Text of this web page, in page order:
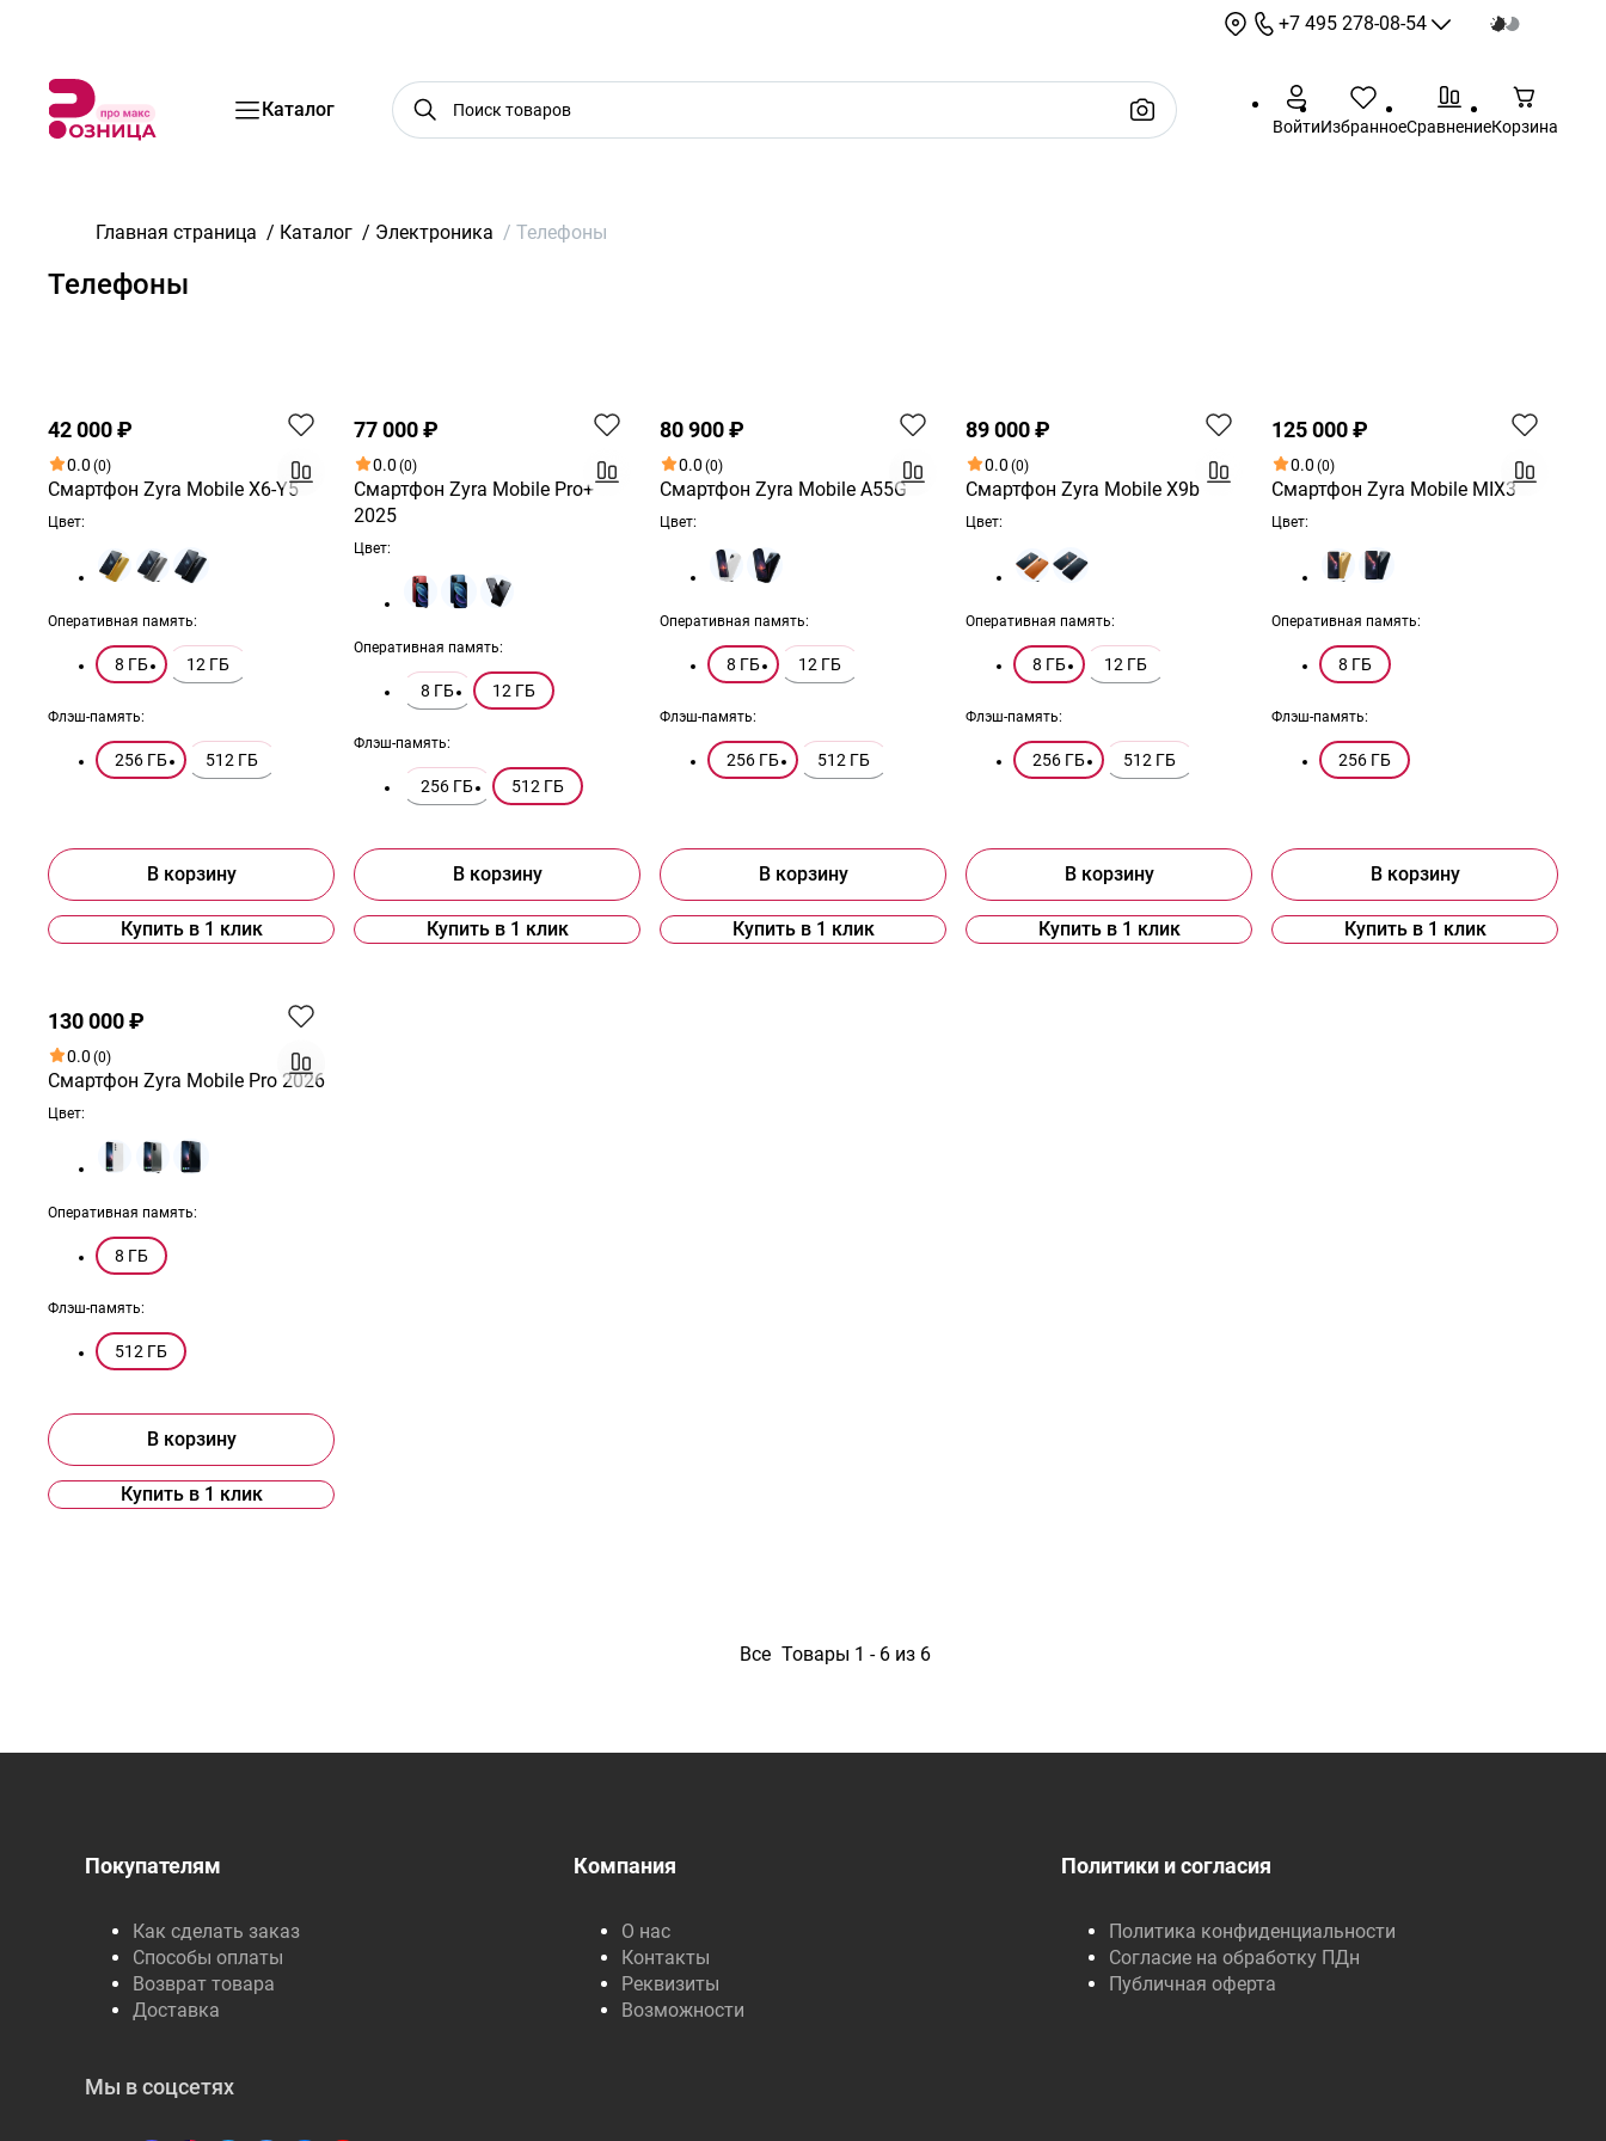
+7 495 278-08-54
+7 495 278-08-54
sale@sotbit.ru
Каталог
ВойтиИзбранноеСравнениеКорзина
Главная страница / Каталог / Электроника / Телефоны
Телефоны
42 000 ₽
0.0 (0)
Смартфон Zyra Mobile X6-Y5
Цвет:
Оперативная память:
8 ГБ 12 ГБ
Флэш-память:
256 ГБ 512 ГБ
В корзину
Купить в 1 клик
77 000 ₽
0.0 (0)
Смартфон Zyra Mobile Pro+
2025
Цвет:
Оперативная память:
8 ГБ 12 ГБ
Флэш-память:
256 ГБ 512 ГБ
В корзину
Купить в 1 клик
80 900 ₽
0.0 (0)
Смартфон Zyra Mobile A55G
Цвет:
Оперативная память:
8 ГБ 12 ГБ
Флэш-память:
256 ГБ 512 ГБ
В корзину
Купить в 1 клик
89 000 ₽
0.0 (0)
Смартфон Zyra Mobile X9b
Цвет:
Оперативная память:
8 ГБ 12 ГБ
Флэш-память:
256 ГБ 512 ГБ
В корзину
Купить в 1 клик
125 000 ₽
0.0 (0)
Смартфон Zyra Mobile MIX3
Цвет:
Оперативная память:
8 ГБ
Флэш-память:
256 ГБ
В корзину
Купить в 1 клик
130 000 ₽
0.0 (0)
Смартфон Zyra Mobile Pro 2026
Цвет:
Оперативная память:
8 ГБ
Флэш-память:
512 ГБ
В корзину
Купить в 1 клик
Все Товары 1 - 6 из 6
Покупателям
Как сделать заказ
Способы оплаты
Возврат товара
Доставка
Компания
О нас
Контакты
Реквизиты
Возможности
Политики и согласия
Политика конфиденциальности
Согласие на обработку ПДн
Публичная оферта
Мы в соцсетях